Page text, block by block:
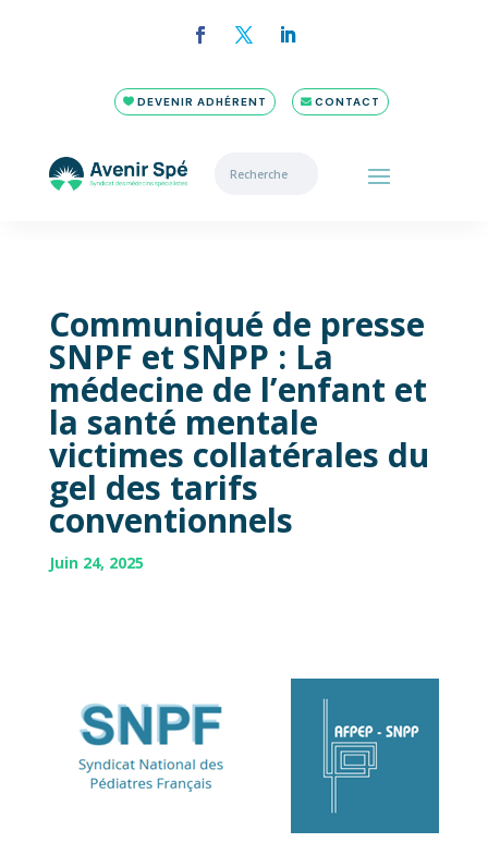
DEVENIR ADHÉRENT CONTACT
Communiqué de presse
SNPF et SNPP : La
médecine de l’enfant et
la santé mentale
victimes collatérales du
gel des tarifs
conventionnels
Juin 24, 2025